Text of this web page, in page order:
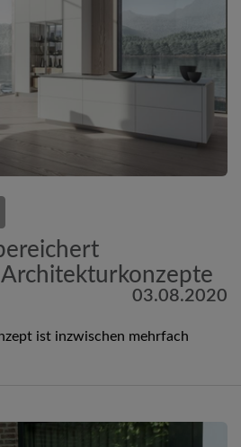
03.08.2020
ist inzwischen mehrfach